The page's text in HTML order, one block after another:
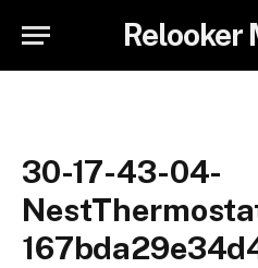
Relooker
30-17-43-04-